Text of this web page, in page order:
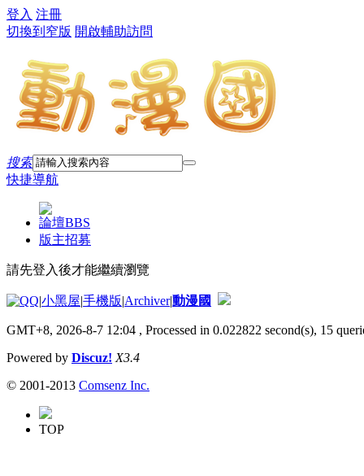
登入 注冊
切換到窄版 開啟輔助訪問
搜索
快捷導航
論壇BBS
版主招募
請先登入後才能繼續瀏覽
|小黑屋|手機版|Archiver|動漫國
GMT+8, 2026-8-7 12:04 , Processed in 0.022822 second(s), 15
Powered by Discuz! X3.4
© 2001-2013 Comsenz Inc.
TOP